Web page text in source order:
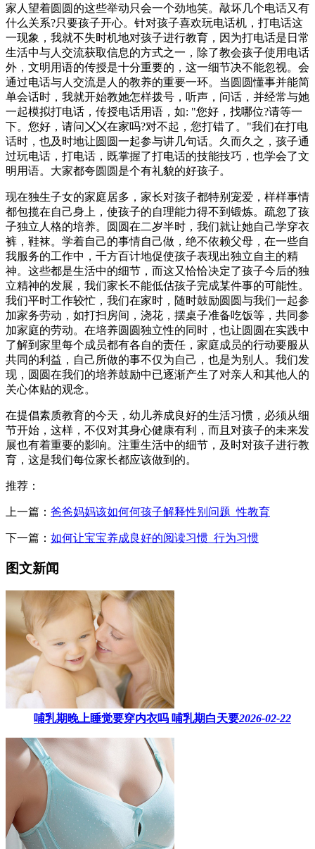
家人望着圆圆的这些举动只会一个劲地笑。敲坏几个电话又有
什么关系?只要孩子开心。针对孩子喜欢玩电话机，打电话这
一现象，我就不失时机地对孩子进行教育，因为打电话是日常
生活中与人交流获取信息的方式之一，除了教会孩子使用电话
外，文明用语的传授是十分重要的，这一细节决不能忽视。会
通过电话与人交流是人的教养的重要一环。当圆圆懂事并能简
单会话时，我就开始教她怎样拨号，听声，问话，并经常与她
一起模拟打电话，传授电话用语，如: "您好，找哪位?请等一
下。您好，请问〤〤在家吗?对不起，您打错了。"我们在打电
话时，也及时地让圆圆一起参与讲几句话。久而久之，孩子通
过玩电话，打电话，既掌握了打电话的技能技巧，也学会了文
明用语。大家都夸圆圆是个有礼貌的好孩子。
现在独生子女的家庭居多，家长对孩子都特别宠爱，样样事情
都包揽在自己身上，使孩子的自理能力得不到锻炼。疏忽了孩
子独立人格的培养。圆圆在二岁半时，我们就让她自己学穿衣
裤，鞋袜。学着自己的事情自己做，绝不依赖父母，在一些自
我服务的工作中，千方百计地促使孩子表现出独立自主的精
神。这些都是生活中的细节，而这又恰恰决定了孩子今后的独
立精神的发展，我们家长不能低估孩子完成某件事的可能性。
我们平时工作较忙，我们在家时，随时鼓励圆圆与我们一起参
加家务劳动，如打扫房间，浇花，摆桌子准备吃饭等，共同参
加家庭的劳动。在培养圆圆独立性的同时，也让圆圆在实践中
了解到家里每个成员都有各自的责任，家庭成员的行动要服从
共同的利益，自己所做的事不仅为自己，也是为别人。我们发
现，圆圆在我们的培养鼓励中已逐渐产生了对亲人和其他人的
关心体贴的观念。
在提倡素质教育的今天，幼儿养成良好的生活习惯，必须从细
节开始，这样，不仅对其身心健康有利，而且对孩子的未来发
展也有着重要的影响。注重生活中的细节，及时对孩子进行教
育，这是我们每位家长都应该做到的。
推荐：
上一篇： 爸爸妈妈该如何何孩子解释性别问题_性教育
下一篇： 如何让宝宝养成良好的阅读习惯_行为习惯
图文新闻
哺乳期晚上睡觉要穿内衣吗​ 哺乳期白天要2026-02-22